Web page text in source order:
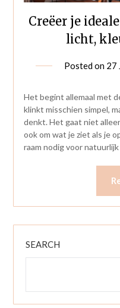
Creëer je
licht,
Posted on 27
Het begint allemaal met
klinkt misschien simpel,
denkt. Het gaat niet
ook om wat je ziet als je
raam nodig voor
SEARCH